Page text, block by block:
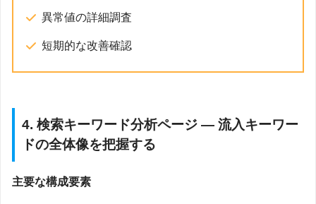
異常値の詳細調査
短期的な改善確認
4. 検索キーワード分析ページ — 流入キーワー
ドの全体像を把握する
主要な構成要素